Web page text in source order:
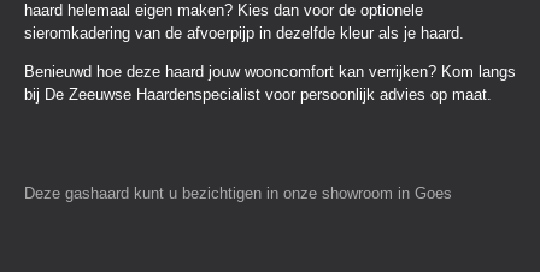
haard helemaal eigen maken? Kies dan voor de optionele
sieromkadering van de afvoerpijp in dezelfde kleur als je haard.
Benieuwd hoe deze haard jouw wooncomfort kan verrijken? Kom langs
bij De Zeeuwse Haardenspecialist voor persoonlijk advies op maat.
Deze gashaard kunt u bezichtigen in onze showroom in Goes